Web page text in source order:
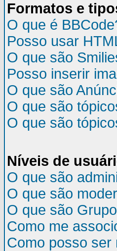
Formatos e
O que é
Posso usar
O que são
Posso inserir
O que são
O que são
O que são
Níveis de
O que são
O que são
O que são
Como me
Como posso ser